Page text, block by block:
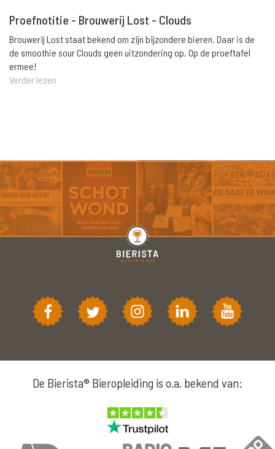
Proefnotitie - Brouwerij Lost - Clouds
Brouwerij Lost staat bekend om zijn bijzondere bieren. Daar is de
de smoothie sour Clouds geen uitzondering op. Op de proeftafel
ermee!
Verder lezen
De Bierista® Bieropleiding is o.a. bekend van: